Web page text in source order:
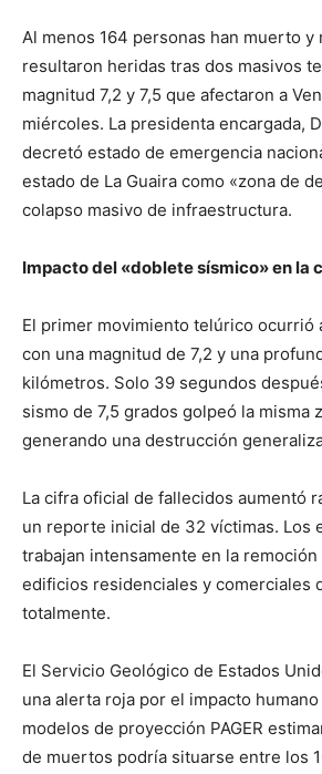
Al menos 164 personas han muerto y
resultaron heridas tras dos masivos
magnitud 7,2 y 7,5 que afectaron a
miércoles. La presidenta encargada,
decretó estado de emergencia
estado de La Guaira como «zona de
colapso masivo de infraestructura.
Impacto del «doblete sísmico» en la
El primer movimiento telúrico ocurrió
con una magnitud de 7,2 y una
kilómetros. Solo 39 segundos
sismo de 7,5 grados golpeó la misma
generando una destrucción
La cifra oficial de fallecidos aumentó
un reporte inicial de 32 víctimas. Los
trabajan intensamente en la
edificios residenciales y comerciales
totalmente.
El Servicio Geológico de Estados
una alerta roja por el impacto
modelos de proyección PAGER
de muertos podría situarse entre los